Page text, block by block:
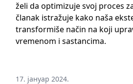
želi da optimizuje svoj proces
članak istražuje kako naša
transformiše način na koji
vremenom i sastancima.
17. јануар 2024.